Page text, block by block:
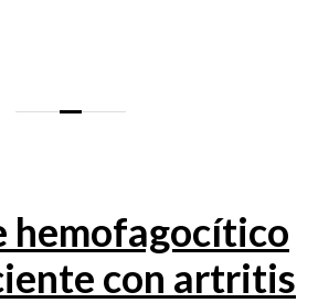
hemofagocítico
con artritis